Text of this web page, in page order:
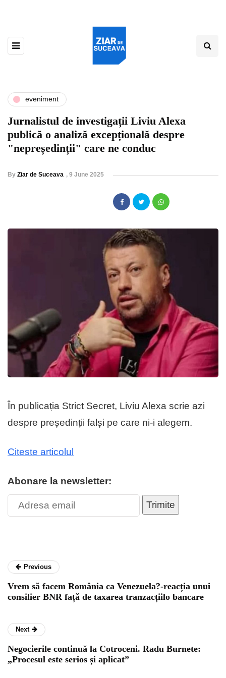
eveniment
Jurnalistul de investigații Liviu Alexa
publică o analiză excepțională despre
"nepreședinții" care ne conduc
By Ziar de Suceava , 9 June 2025
În publicația Strict Secret, Liviu Alexa scrie azi
despre președinții falși pe care ni-i alegem.
Citeste articolul
Abonare la newsletter:
Trimite
Previous
Vrem să facem România ca Venezuela?-reacția unui
consilier BNR față de taxarea tranzacțiilo bancare
Next
Negocierile continuă la Cotroceni. Radu Burnete:
„Procesul este serios și aplicat”